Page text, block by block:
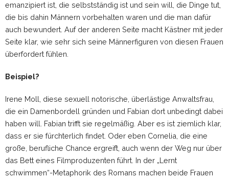
emanzipiert ist, die selbstständig ist und sein will, die Dinge tut,
die bis dahin Männern vorbehalten waren und die man dafür
auch bewundert. Auf der anderen Seite macht Kästner mit jeder
Seite klar, wie sehr sich seine Männerfiguren von diesen Frauen
überfordert fühlen.
Beispiel?
Irene Moll, diese sexuell notorische, überlästige Anwaltsfrau,
die ein Damenbordell gründen und Fabian dort unbedingt dabei
haben will. Fabian trifft sie regelmäßig. Aber es ist ziemlich klar,
dass er sie fürchterlich findet. Oder eben Cornelia, die eine
große, berufliche Chance ergreift, auch wenn der Weg nur über
das Bett eines Filmproduzenten führt. In der „Lernt
schwimmen“-Metaphorik des Romans machen beide Frauen